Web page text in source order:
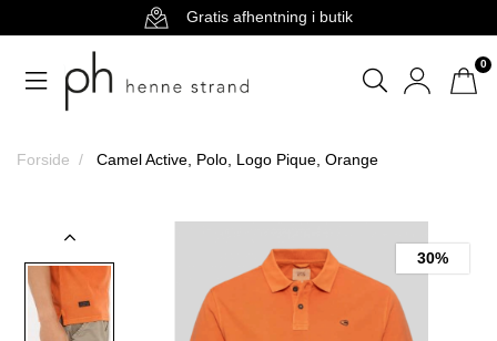
Gratis afhentning i butik
0
Forside Camel Active, Polo, Logo Pique, Orange
30%